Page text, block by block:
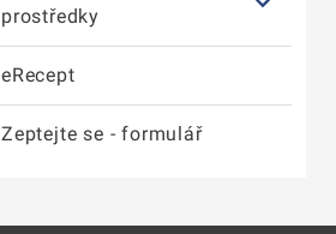
prostředky
eRecept
Zeptejte se - formulář